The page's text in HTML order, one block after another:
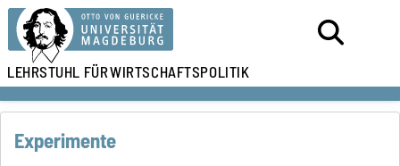
LEHRSTUHL FÜRWIRTSCHAFTSPOLITIK
Experimente